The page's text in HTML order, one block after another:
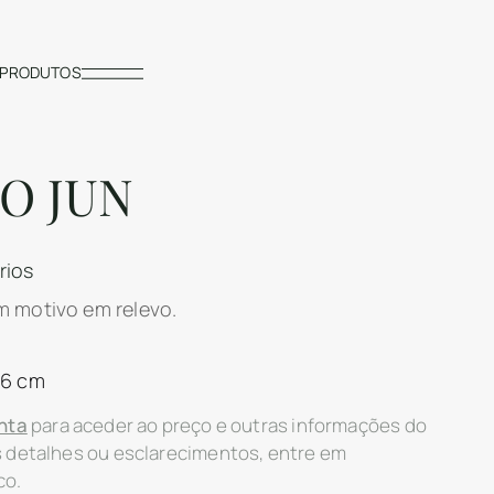
PRODUTOS
JUN
motivo em relevo.
cm
para aceder ao preço e outras informações do
detalhes ou esclarecimentos, entre em